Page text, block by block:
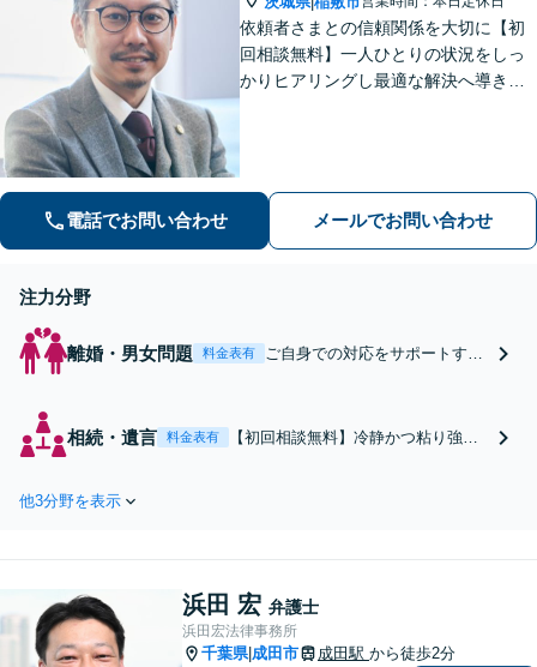
す。
依頼者さまとの信頼関係を大切に【初
回相談無料】一人ひとりの状況をしっ
かりヒアリングし最適な解決へ導きま
電話でお問い合わせ メールでお問い合わせ
注力分野
離婚・男女問題 料金表有
ご自身での対応をサポートする
離婚へ導きます。見通しや方針
相続・遺言 料金表有
【初回相談無料】冷静かつ粘り強い
ス」遺産分割協議・調停／不動産相
【ビデオ面談対応】
他3分野を表示
浜田 宏 弁護士
浜田宏法律事務所
千葉県| 成田市 成田駅 から徒歩2分